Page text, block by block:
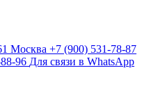
Москва +7 (900) 531-78-87
96 Для связи в WhatsApp